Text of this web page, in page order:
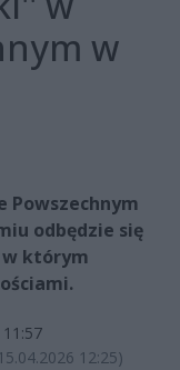
w
Powszechnym
odbędzie się
którym
12:25)